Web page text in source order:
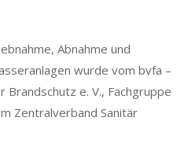
Abnahme und
wurde vom bvfa –
Brandschutz e. V., Fachgruppe
Zentralverband Sanitär